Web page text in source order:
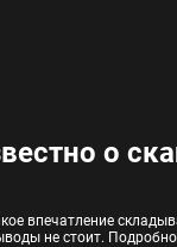
о
впечатление
не стоит.